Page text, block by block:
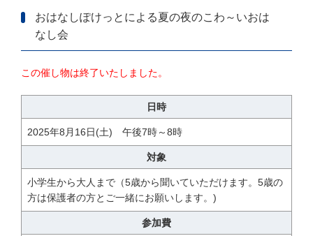
おはなしぽけっとによる夏の夜のこわ～いおは
なし会
この催し物は終了いたしました。
日時
2025年8月16日(土) 午後7時～8時
対象
小学生から大人まで（5歳から聞いていただけます。5歳の
方は保護者の方とご一緒にお願いします。)
参加費